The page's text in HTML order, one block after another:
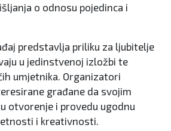
o odnosu pojedinca i
predstavlja priliku za ljubitelje
u jedinstvenoj izložbi te
umjetnika. Organizatori
građane da svojim
otvorenje i provedu ugodnu
i kreativnosti.